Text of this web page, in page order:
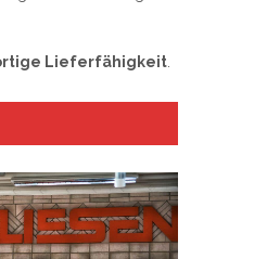
Lieferfähigkeit